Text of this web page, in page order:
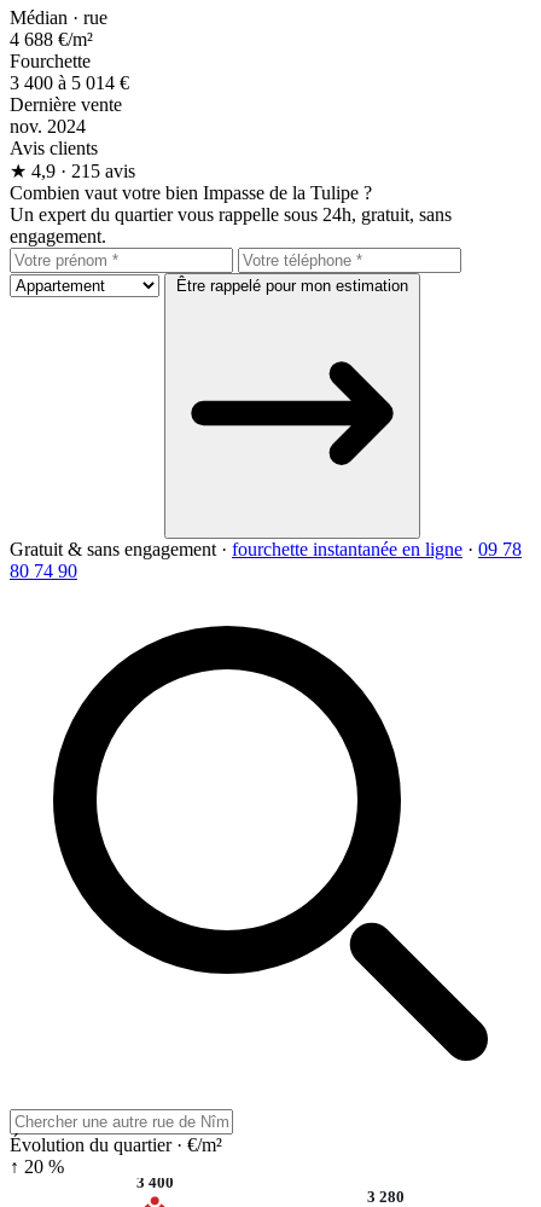
Médian · rue
4 688 €/m²
Fourchette
3 400 à 5 014 €
Dernière vente
nov. 2024
Avis clients
★ 4,9 · 215 avis
Combien vaut votre bien Impasse de la Tulipe ?
Un expert du quartier vous rappelle sous 24h, gratuit, sans
engagement.
Être rappelé pour mon estimation
Gratuit & sans engagement · fourchette instantanée en ligne · 09 78
80 74 90
Évolution du quartier · €/m²
↑ 20 %
3 400
3 280